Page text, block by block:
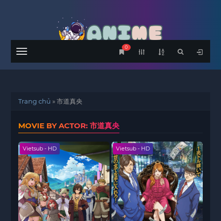
Menu
0
Trang chủ »市道真央
MOVIE BY ACTOR: 市道真央
Vietsub - HD Vietsub - HD